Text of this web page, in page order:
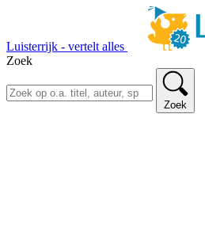
Luisterrijk - vertelt alles
Zoek
Zoek